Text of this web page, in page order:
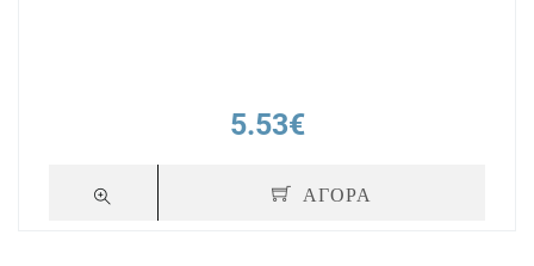
5.53€
ΑΓΟΡΑ